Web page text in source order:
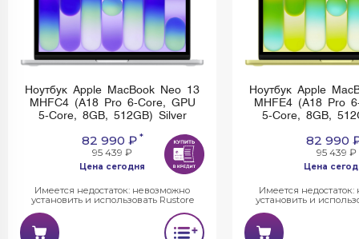
Ноутбук Apple MacBook Neo 13
MHFC4 (A18 Pro 6-Core, GPU
5-Core, 8GB, 512GB) Silver
82 990 ₽*
95 439 ₽
Цена сегодня
Имеется недостаток: невозможно
установить и использовать Rustore
Ноутбук Apple
MHFE4 (A18 Pro
5-Core, 8GB,
82 990
95 439 ₽
Цена
Имеется
установить и